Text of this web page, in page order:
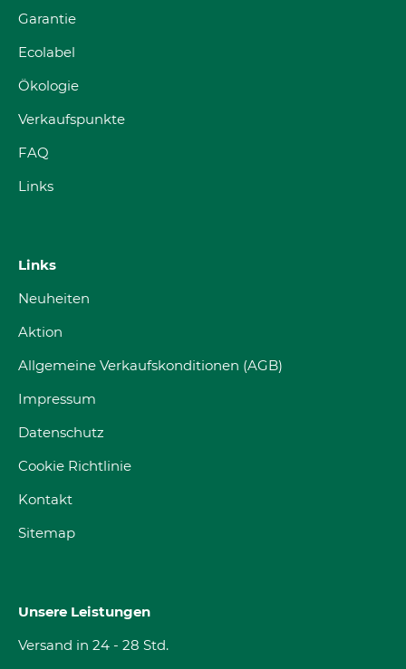
Garantie
Ecolabel
Ökologie
Verkaufspunkte
FAQ
Links
Links
Neuheiten
Aktion
Allgemeine Verkaufskonditionen (AGB)
Impressum
Datenschutz
Cookie Richtlinie
Kontakt
Sitemap
Unsere Leistungen
Versand in 24 - 28 Std.